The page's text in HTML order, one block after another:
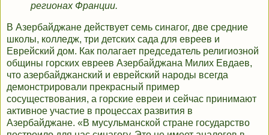
регионах Франции.
В Азербайджане действует семь синагог, две средние
школы, колледж, три детских сада для евреев и
Еврейский дом. Как полагает председатель религиозной
общины горских евреев Азербайджана Милих Евдаев,
что азербайджанский и еврейский народы всегда
демонстрировали прекрасный пример
сосуществования, а горские евреи и сейчас принимают
активное участие в процессах развития в
Азербайджане. «В мусульманской стране государство